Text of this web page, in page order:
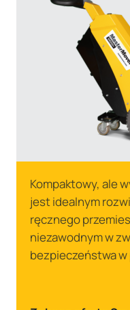
Kompaktowy, ale
jest idealnym
ręcznego
niezawodnym w
bezpieczeństwa w